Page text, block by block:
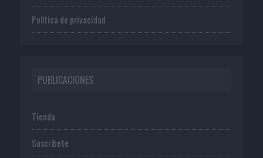
Política de privacidad
PUBLICACIONES
Tienda
Suscríbete